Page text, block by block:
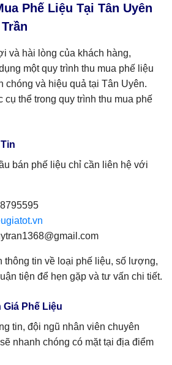
Phế Liệu Tại Tân Uyên
và hài lòng của khách hàng,
một quy trình thu mua phế liệu
chóng và hiệu quả tại Tân Uyên.
thể trong quy trình thu mua phế
bán phế liệu chỉ cần liên hệ với
thông tin về loại phế liệu, số lượng,
tiện để hẹn gặp và tư vấn chi tiết.
Phế Liệu
tin, đội ngũ nhân viên chuyên
nhanh chóng có mặt tại địa điểm